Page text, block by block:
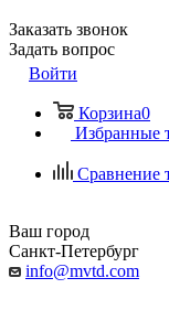
Заказать звонок
Задать вопрос
Войти
Корзина0
Избранные
Сравнение
Ваш город
Санкт-Петербург
info@mvtd.com